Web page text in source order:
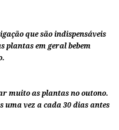
que são indispensáveis
plantas em geral bebem
muito as plantas no outono.
uma vez a cada 30 dias antes